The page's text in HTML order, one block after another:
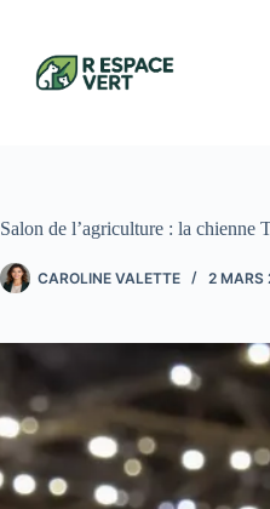
contenu
Salon de l’agriculture : la chienne
CAROLINE VALETTE 2 MARS